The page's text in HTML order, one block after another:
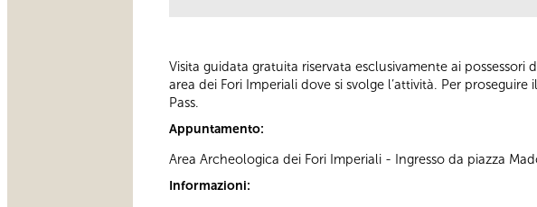
Visita guidata gratuita riservata esclusivamente ai
area dei Fori Imperiali dove si svolge l’attività. Per
Pass.
Appuntamento:
Area Archeologica dei Fori Imperiali - Ingresso da piazza
Informazioni: